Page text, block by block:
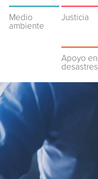
Medio
ambiente
Justicia
Apoyo en
desastres